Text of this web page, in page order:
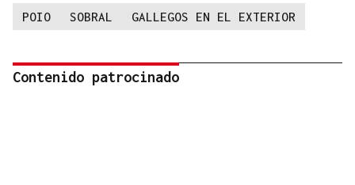
POIO SOBRAL GALLEGOS EN EL EXTERIOR
Contenido patrocinado